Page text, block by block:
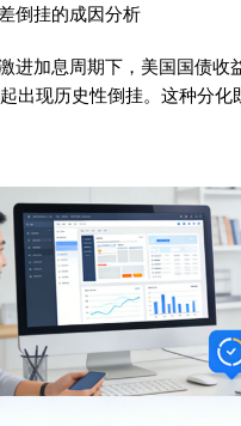
倒挂的成因分析
进加息周期下，美国国债收
出现历史性倒挂。这种分化